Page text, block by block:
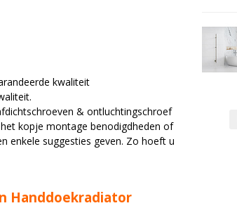
kwaliteit
& ontluchtingschroef
kopje montage benodigdheden of
enkele suggesties geven. Zo hoeft u
Handdoekradiator